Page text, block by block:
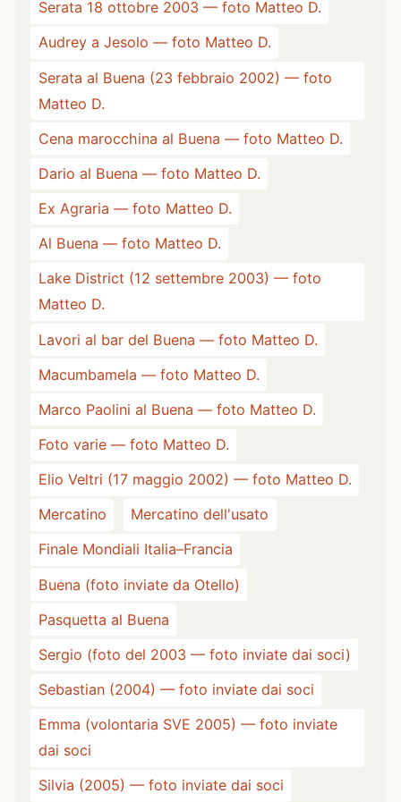
Serata 18 ottobre 2003 — foto Matteo D.
Audrey a Jesolo — foto Matteo D.
Serata al Buena (23 febbraio 2002) — foto
Matteo D.
Cena marocchina al Buena — foto Matteo D.
Dario al Buena — foto Matteo D.
Ex Agraria — foto Matteo D.
Al Buena — foto Matteo D.
Lake District (12 settembre 2003) — foto
Matteo D.
Lavori al bar del Buena — foto Matteo D.
Macumbamela — foto Matteo D.
Marco Paolini al Buena — foto Matteo D.
Foto varie — foto Matteo D.
Elio Veltri (17 maggio 2002) — foto Matteo D.
Mercatino
Mercatino dell'usato
Finale Mondiali Italia–Francia
Buena (foto inviate da Otello)
Pasquetta al Buena
Sergio (foto del 2003 — foto inviate dai soci)
Sebastian (2004) — foto inviate dai soci
Emma (volontaria SVE 2005) — foto inviate
dai soci
Silvia (2005) — foto inviate dai soci